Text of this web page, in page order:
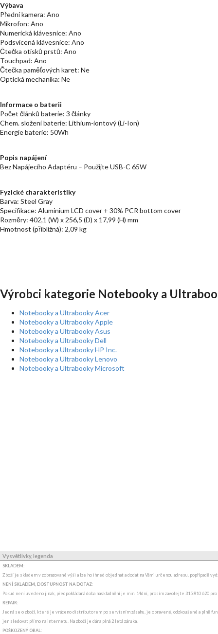
Výbava
Přední kamera: Ano
Mikrofon: Ano
Numerická klávesnice: Ano
Podsvícená klávesnice: Ano
Čtečka otisků prstů: Ano
Touchpad: Ano
Čtečka paměťových karet: Ne
Optická mechanika: Ne
Informace o baterii
Počet článků baterie: 3 články
Chem. složení baterie: Lithium-iontový (Li-Ion)
Energie baterie: 50Wh
Popis napájení
Bez Napájecího Adaptéru – Použijte USB-C 65W
Fyzické charakteristiky
Barva: Steel Gray
Specifikace: Aluminium LCD cover + 30% PCR bottom cover
Rozměry: 402,1 (W) x 256,5 (D) x 17,99 (H) mm
Hmotnost (přibližná): 2,09 kg
Výrobci kategorie Notebooky a
Notebooky a Ultrabooky Acer
Notebooky a Ultrabooky Apple
Notebooky a Ultrabooky Asus
Notebooky a Ultrabooky Dell
Notebooky a Ultrabooky HP Inc.
Notebooky a Ultrabooky Lenovo
Notebooky a Ultrabooky Microsoft
Vysvětlivky, legenda
SKLADEM:
Zboží je skladem v zobrazované výši a lze ho ihned objednat a dodat na Vámi určenou adresu, popřípadě
NENÍ SKLADEM, DOSTUPNOST NA DOTAZ:
Pokud není uvedeno jinak, předpokládaná doba naskladnění je min. 14dní, prosím zavolejte 315 810 620
REPAIR:
Jedná se o zboží, které je vráceno distributorem po servisním zásahu, je opravené, odzkoušené a plně
jen sledovat přímo na internetu. Na zboží je dána plná 2 letá záruka.
POŠKOZENÝ OBAL: